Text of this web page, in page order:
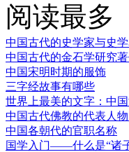
阅读最多
中国古代的史学家与史
中国古代的金石学研究
中国宋明时期的服饰
三字经故事有哪些
世界上最美的文字：中
中国古代佛教的代表人物
中国各朝代的官职名称
国学入门——什么是“诸